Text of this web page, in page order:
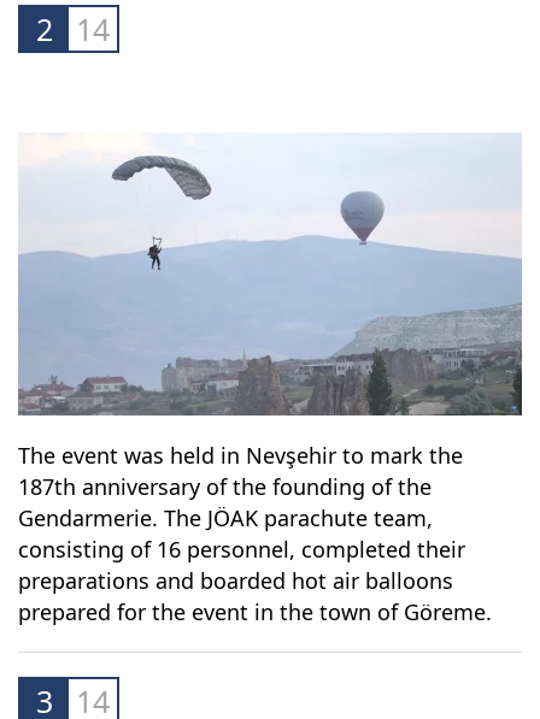
2 14
The event was held in Nevşehir to mark the
187th anniversary of the founding of the
Gendarmerie. The JÖAK parachute team,
consisting of 16 personnel, completed their
preparations and boarded hot air balloons
prepared for the event in the town of Göreme.
3 14